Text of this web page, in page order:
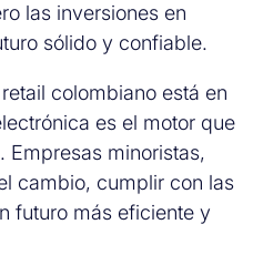
las inversiones en
sólido y confiable.
colombiano está en
es el motor que
Empresas minoristas,
cambio, cumplir con las
futuro más eficiente y